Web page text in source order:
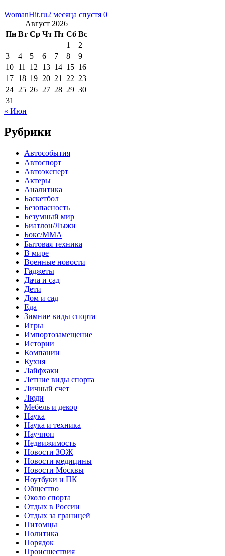
WomanHit.ru2 месяца спустя 0
Август 2026
Пн Вт Ср Чт Пт Сб Вс
1
2
3
4 5 6 7 8
9
10 11 12 13 14 15 16
17 18 19 20 21 22 23
24 25 26 27 28 29 30
31
« Июн
Рубрики
Автособытия
Автоспорт
Автоэксперт
Актеры
Аналитика
Баскетбол
Безопасность
Безумный мир
Биатлон/Лыжи
Бокс/MMA
Бытовая техника
В мире
Военные новости
Гаджеты
Дача и сад
Дети
Дом и сад
Еда
Зимние виды спорта
Игры
Импортозамещение
Истории
Компании
Кухня
Лайфхаки
Летние виды спорта
Личный счет
Люди
Мебель и декор
Наука
Наука и техника
Научпоп
Недвижимость
Новости ЗОЖ
Новости медицины
Новости Москвы
Ноутбуки и ПК
Общество
Около спорта
Отдых в России
Отдых за границей
Питомцы
Политика
Порядок
Происшествия